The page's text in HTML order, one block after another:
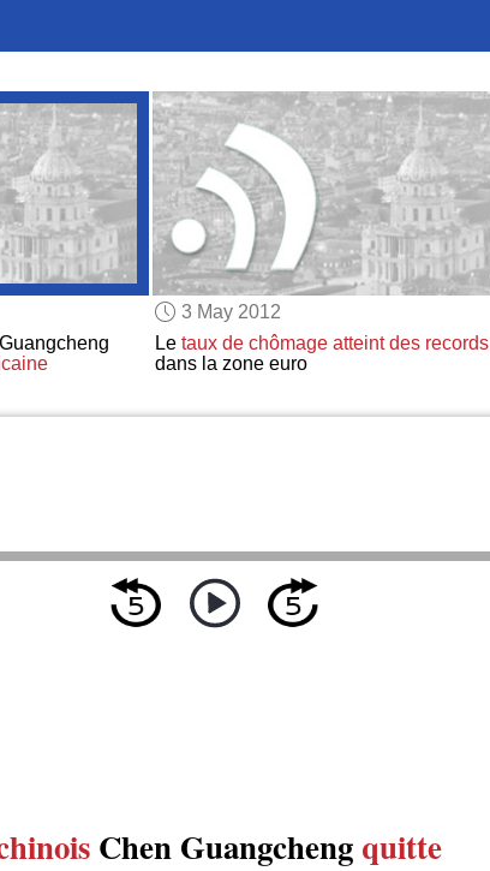
3 May 2012
Le taux de chômage atteint des records
dans la zone euro
Chen Guangcheng quitte